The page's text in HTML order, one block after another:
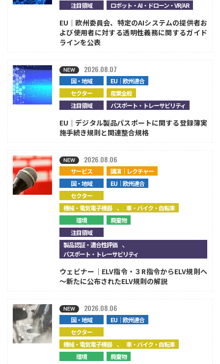
注目領域 ロボット・AI・ドローン・VR/AR
EU｜欧州委員会、特定のAIシステムの提供者お
よび使用者に対する透明性義務に関するガイド
ラインを公表
国・地域
EU｜欧州連合
セクター
産業全般
注目領域
パスポート・トレーサビリティ
2026.08.07
EU｜デジタル製品パスポートに関する登録簿実
施手続き規則と関連整合規格
サービス
講演｜レクチャー
国・地域
EU｜欧州連合
セクター
機械・電気電子機器 、車・バイク・自転車
環境
廃棄物
注目領域
製品認証・適合性評価 、
パスポート・トレーサビリティ
2026.08.06
ウェビナー｜ELV指令・３R指令からELV規則へ
～新たに公布されたELV規則の解説
国・地域
EU｜欧州連合
セクター
機械・電気電子機器 、車・バイク・自転車
環境
廃棄物
2026.08.06